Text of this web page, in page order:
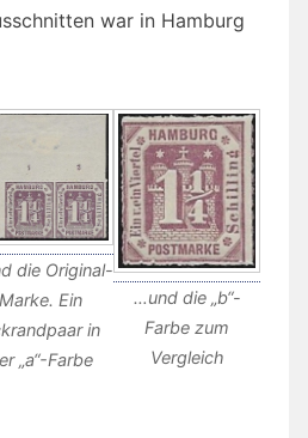
war in Hamburg
die Original-
Marke. Ein
in
„a“-Farbe
…und die „b“-
Farbe zum
Vergleich